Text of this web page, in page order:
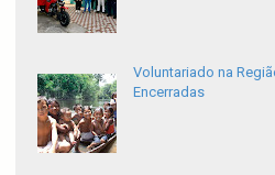
Voluntariado na
Encerradas